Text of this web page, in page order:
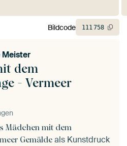
dem
- Vermeer
Mädchen mit dem
Gemälde als Kunstdruck
Bildcode 111758